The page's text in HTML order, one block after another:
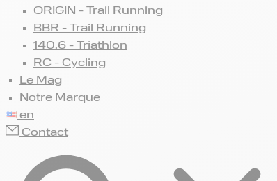
ORIGIN - Trail Running
BBR - Trail Running
140.6 - Triathlon
RC - Cycling
Le Mag
Notre Marque
en
Contact